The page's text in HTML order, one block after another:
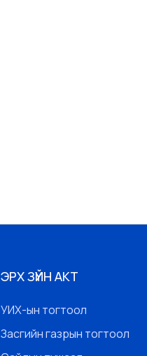
ЭРХ ЗҮЙН АКТ
УИХ-ын тогтоол
Засгийн газрын тогтоол